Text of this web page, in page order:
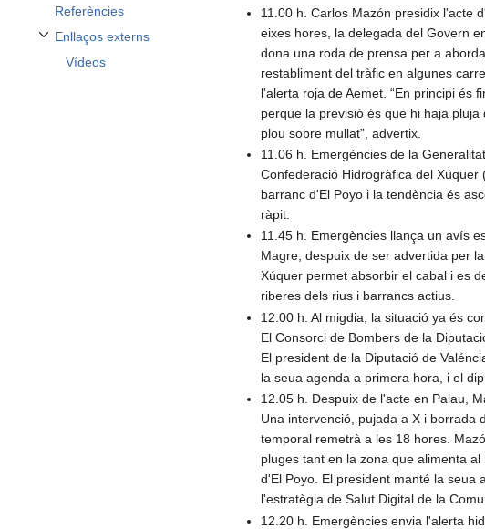
Referències
Enllaços externs
Alternar subsecció Enllaços externs
Vídeos
11.00 h. Carlos Mazón presidix l'acte
eixes hores, la delegada del Govern
dona una roda de prensa per a
restabliment del tràfic en algunes
l'alerta roja de Aemet. “En principi és
perque la previsió és que hi haja
plou sobre mullat”, advertix.
11.06 h. Emergències de la
Confederació Hidrogràfica del
barranc d'El Poyo i la tendència és
ràpit.
11.45 h. Emergències llança un avís
Magre, despuix de ser advertida per
Xúquer permet absorbir el cabal i es
riberes dels rius i barrancs actius.
12.00 h. Al migdia, la situació ya és
El Consorci de Bombers de la
El president de la Diputació de
la seua agenda a primera hora, i el
12.05 h. Despuix de l'acte en Palau,
Una intervenció, pujada a X i borrada
temporal remetrà a les 18 hores.
pluges tant en la zona que alimenta
d'El Poyo. El president manté la seua
l'estratègia de Salut Digital de la
12.20 h. Emergències envia l'alerta